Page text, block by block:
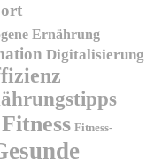
Ernährung
Digitalisierung
Fitness Fitness-